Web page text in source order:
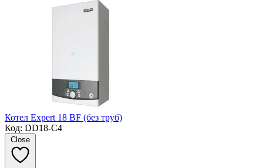
Котел Expert 18 BF (без труб)
Код: DD18-C4
Close